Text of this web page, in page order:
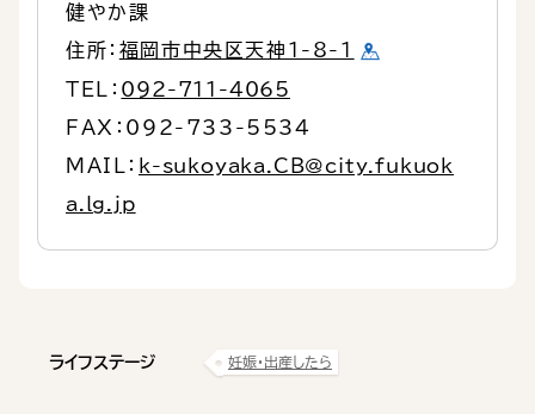
健やか課
住所： 福岡市中央区天神1-8-1
TEL： 092-711-4065
FAX：092-733-5534
MAIL： k-sukoyaka.CB@city.fukuok
a.lg.jp
ライフステージ 妊娠・出産したら